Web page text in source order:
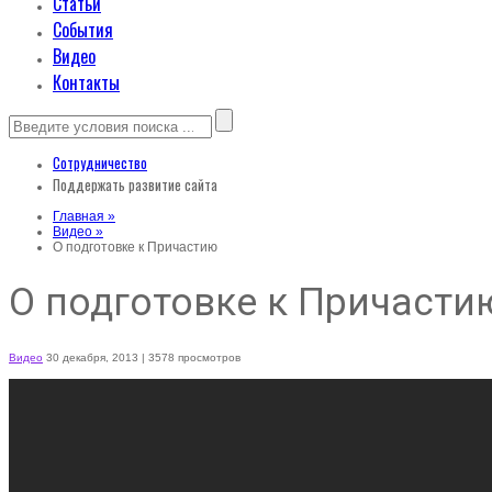
События
Видео
Контакты
Сотрудничество
Поддержать развитие сайта
Главная »
Видео »
О подготовке к Причастию
О подготовке к
Видео 30 декабря, 2013 | 3578 просмотров